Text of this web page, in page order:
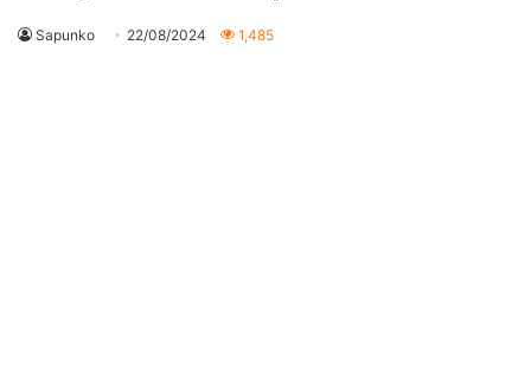
Sapunko 22/08/2024 1,485